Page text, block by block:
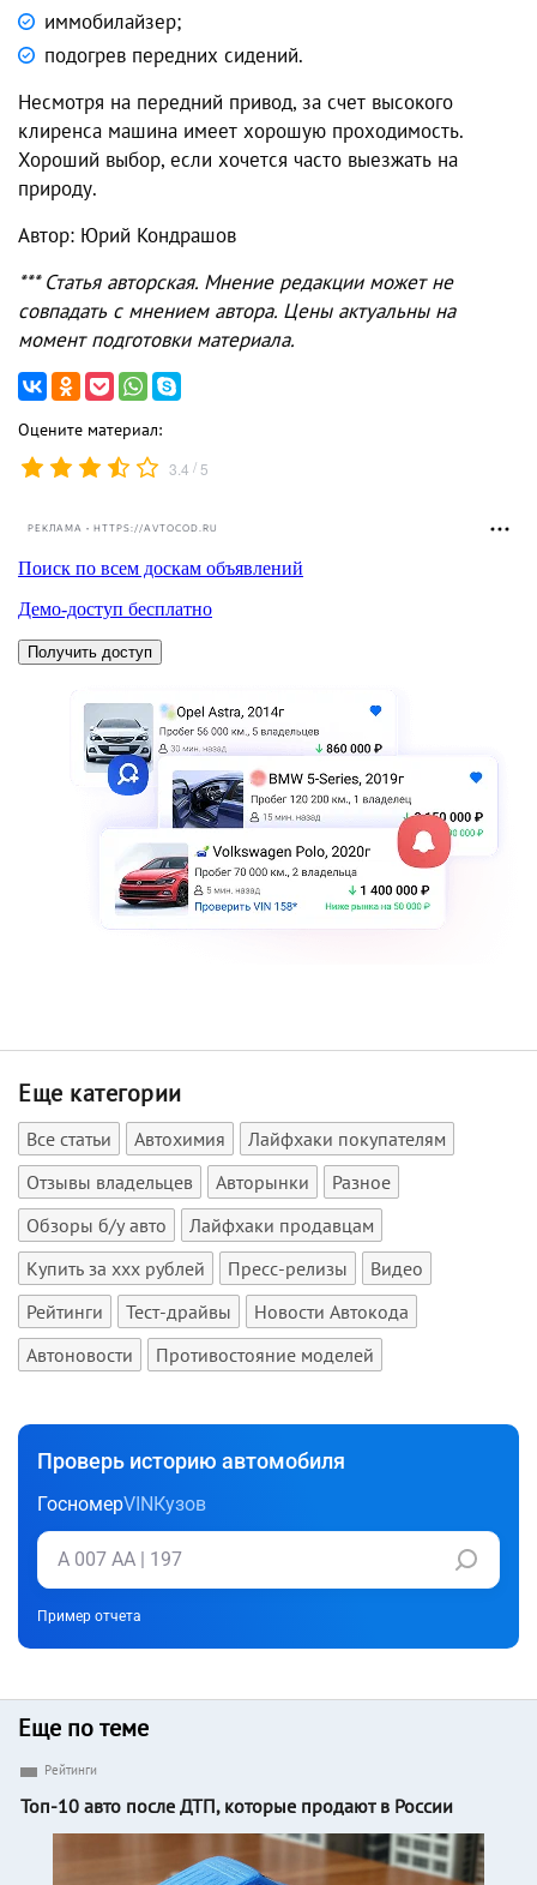
иммобилайзер;
подогрев передних сидений.
Несмотря на передний привод, за счет высокого
клиренса машина имеет хорошую проходимость.
Хороший выбор, если хочется часто выезжать на
природу.
Автор: Юрий Кондрашов
*** Статья авторская. Мнение редакции может не
совпадать с мнением автора. Цены актуальны на
момент подготовки материала.
Оцените материал:
3.4 / 5
РЕКЛАМА • HTTPS://AVTOCOD.RU
Еще категории
Все статьи Автохимия
Лайфхаки покупателям
Отзывы владельцев
Авторынки
Разное
Обзоры б/у авто
Лайфхаки продавцам
Купить за xxx рублей
Пресс-релизы
Видео
Рейтинги
Тест-драйвы
Новости Автокода
Автоновости
Противостояние моделей
Проверь историю автомобиля
ГосномерVINКузов
Пример отчета
Еще по теме
Рейтинги
Топ-10 авто после ДТП, которые продают в России